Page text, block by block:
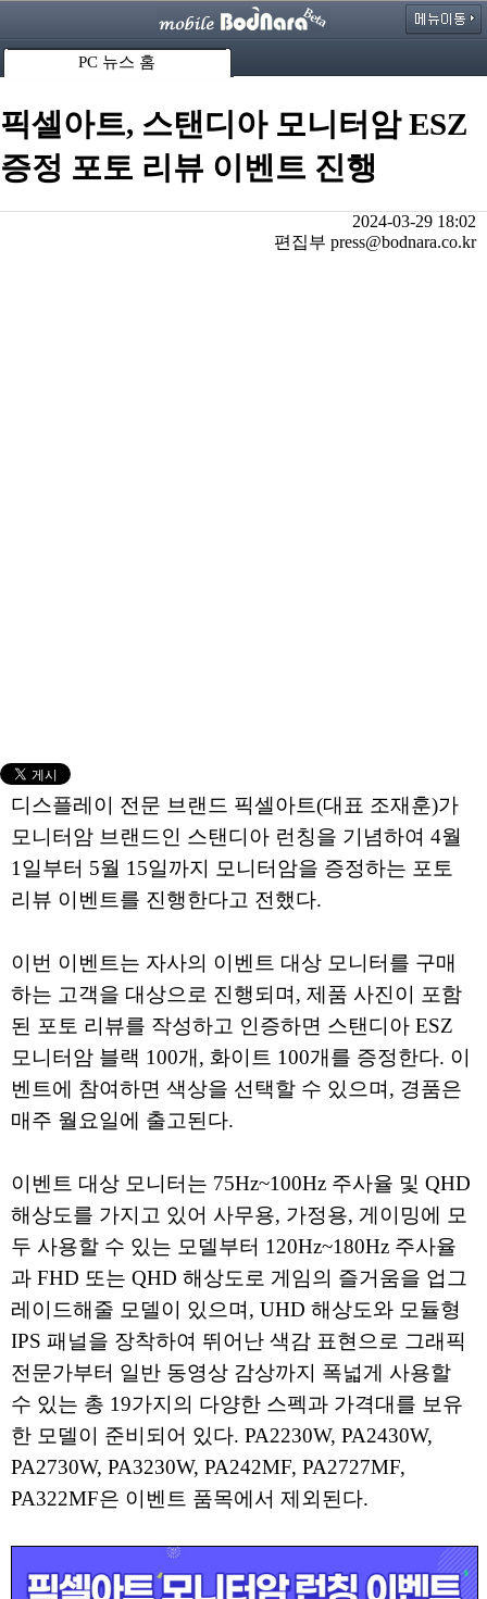
PC 뉴스 홈
픽셀아트, 스탠디아 모니터암 ESZ
증정 포토 리뷰 이벤트 진행
2024-03-29 18:02
편집부 press@bodnara.co.kr
디스플레이 전문 브랜드 픽셀아트(대표 조재훈)가
모니터암 브랜드인 스탠디아 런칭을 기념하여 4월
1일부터 5월 15일까지 모니터암을 증정하는 포토
리뷰 이벤트를 진행한다고 전했다.
이번 이벤트는 자사의 이벤트 대상 모니터를 구매
하는 고객을 대상으로 진행되며, 제품 사진이 포함
된 포토 리뷰를 작성하고 인증하면 스탠디아 ESZ
모니터암 블랙 100개, 화이트 100개를 증정한다. 이
벤트에 참여하면 색상을 선택할 수 있으며, 경품은
매주 월요일에 출고된다.
이벤트 대상 모니터는 75Hz~100Hz 주사율 및 QHD
해상도를 가지고 있어 사무용, 가정용, 게이밍에 모
두 사용할 수 있는 모델부터 120Hz~180Hz 주사율
과 FHD 또는 QHD 해상도로 게임의 즐거움을 업그
레이드해줄 모델이 있으며, UHD 해상도와 모듈형
IPS 패널을 장착하여 뛰어난 색감 표현으로 그래픽
전문가부터 일반 동영상 감상까지 폭넓게 사용할
수 있는 총 19가지의 다양한 스펙과 가격대를 보유
한 모델이 준비되어 있다. PA2230W, PA2430W,
PA2730W, PA3230W, PA242MF, PA2727MF,
PA322MF은 이벤트 품목에서 제외된다.